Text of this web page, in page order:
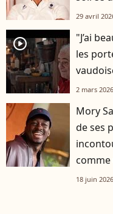
29 avril
player2
"J’ai
les
2 mars 2026
Mory
de ses
18 juin 2026